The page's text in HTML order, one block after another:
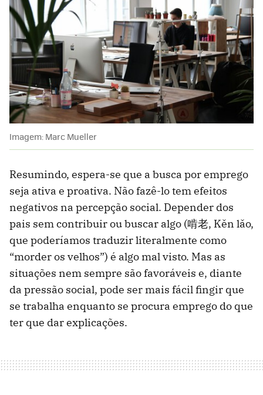
Imagem: Marc Mueller
Resumindo, espera-se que a busca por emprego
seja ativa e proativa. Não fazê-lo tem efeitos
negativos na percepção social. Depender dos
pais sem contribuir ou buscar algo (啃老, Kěn lǎo,
que poderíamos traduzir literalmente como
“morder os velhos”) é algo mal visto. Mas as
situações nem sempre são favoráveis e, diante
da pressão social, pode ser mais fácil fingir que
se trabalha enquanto se procura emprego do que
ter que dar explicações.